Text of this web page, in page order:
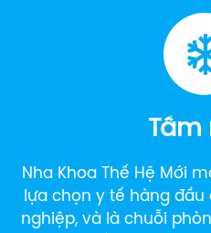
Tầm
Nha Khoa Thế Hệ Mới
lựa chọn y tế hàng
nghiệp, và là chuỗi